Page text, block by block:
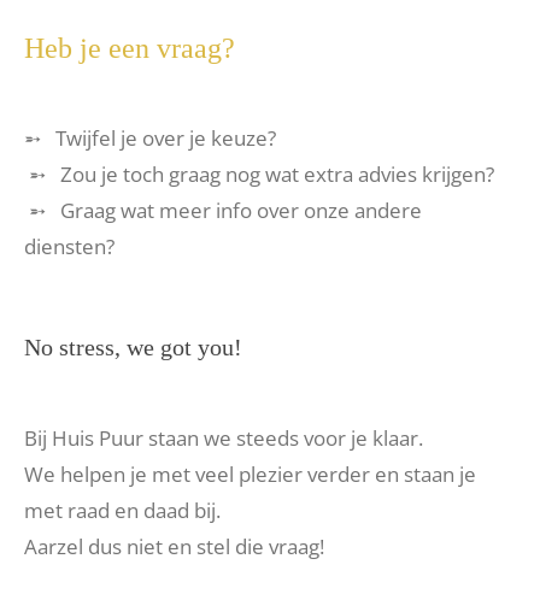
Heb je een vraag?
➵ Twijfel je over je keuze?
➵ Zou je toch graag nog wat extra advies krijgen?
➵ Graag wat meer info over onze andere
diensten?
No stress, we got you!
Bij Huis Puur staan we steeds voor je klaar.
We helpen je met veel plezier verder en staan je
met raad en daad bij.
Aarzel dus niet en stel die vraag!